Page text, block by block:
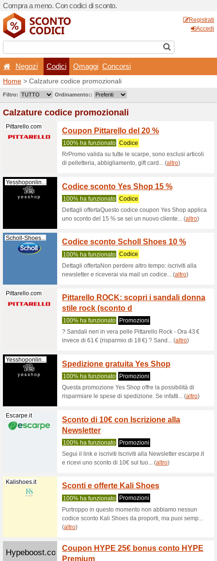
Compra a meno. Con
Negozi Codici
Home > Calzature codice
Filtro:
Calzature codice
Pittarello.com
100%
Yesshoponlin...
Dettagli
uno